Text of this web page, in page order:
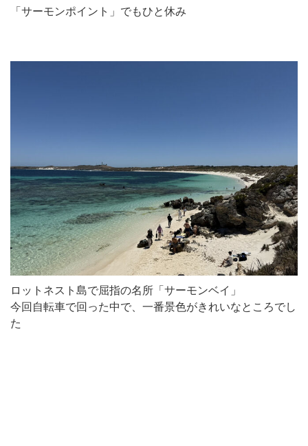
「サーモンポイント」でもひと休み
ロットネスト島で屈指の名所「サーモンベイ」
今回自転車で回った中で、一番景色がきれいなところでし
た